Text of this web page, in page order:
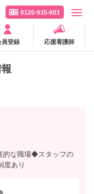
0120-935-603
員登録 応援看護師
的な職場◆スタッフの
度あり